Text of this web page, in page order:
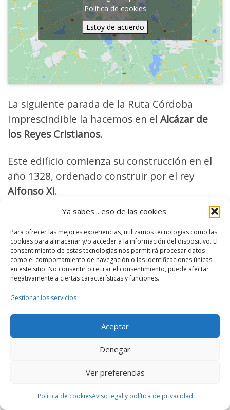
Ya sabes... eso de las cookies:
Para ofrecer las mejores experiencias, utilizamos tecnologías como las
cookies para almacenar y/o acceder a la información del dispositivo. El
consentimiento de estas tecnologías nos permitirá procesar datos
como el comportamiento de navegación o las identificaciones únicas
en este sitio. No consentir o retirar el consentimiento, puede afectar
negativamente a ciertas características y funciones.
Gestionar los servicios
Aceptar
Denegar
Ver preferencias
Política de cookiesAviso legal y política de privacidad
Política de cookies
Estoy de acuerdo
La siguiente parada de la Ruta Córdoba
Imprescindible la hacemos en el Alcázar de
los Reyes Cristianos.
Este edificio comienza su construcción en el
año 1328, ordenado construir por el rey
Alfonso XI.
Se construye con restos romanos y árabes.
Alcázar de los Reyes Cristianos, Córdoba –Pixels4Free